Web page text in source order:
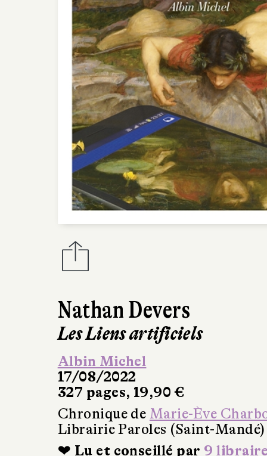
Nathan Devers
Les Liens artificiels
Albin Michel
17/08/2022
327 pages, 19,90 €
Chronique de Marie-Ève
Librairie Paroles (Saint-Mandé)
❤ Lu et conseillé par 9